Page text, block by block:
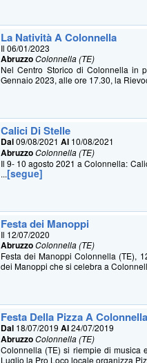
La Natività A Colonnella
Il 06/01/2023
AbruzzoColonnella (TE)
Nel Centro Storico di Colonnella in
Gennaio 2023, alle ore 17.30, la
Calici Di Stelle
Dal09/08/2021Al 10/08/2021
AbruzzoColonnella (TE)
Il 9- 10 agosto 2021 a Colonnella:
...[segue]
Festa dei Manoppi
Il 12/07/2020
AbruzzoColonnella (TE)
Festa dei Manoppi Colonnella (TE),
dei Manoppi che si celebra a
Festa Della Pizza A Colonnella
Dal 18/07/2019Al24/07/2019
AbruzzoColonnella (TE)
Colonnella (TE) si riempie di musica
Luglio la Pro Loco locale organizza